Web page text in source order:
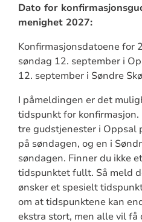
Dato for
menighet 2027:
Konfirmasjonsdatoene for
søndag 12. september i
12. september i Søndre
I påmeldingen er det
tidspunkt for
tre gudstjenester i Oppsal
på søndagen, og en i
søndagen. Finner du ikke
tidspunktet fullt. Så meld
ønsker et spesielt
om at tidspunktene kan
ekstra stort, men alle vil få